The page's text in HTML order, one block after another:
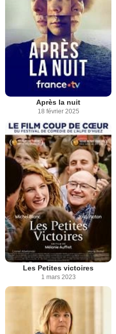
Après la nuit
18 février 2025
Les Petites victoires
1 mars 2023